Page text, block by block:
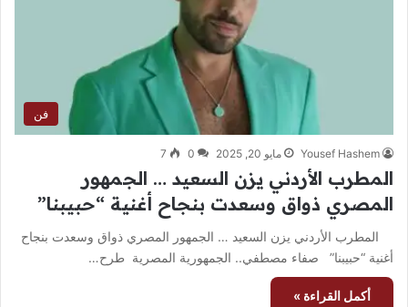
فن
Yousef Hashem مايو 20, 2025 0
7
المطرب الأردني يزن السعيد … الجمهور
المصري ذواق وسعدت بنجاح أغنية “حبيبنا”
المطرب الأردني يزن السعيد … الجمهور المصري ذواق وسعدت بنجاح
أغنية “حبيبنا” صفاء مصطفي.. الجمهورية المصرية طرح…
أكمل القراءة »